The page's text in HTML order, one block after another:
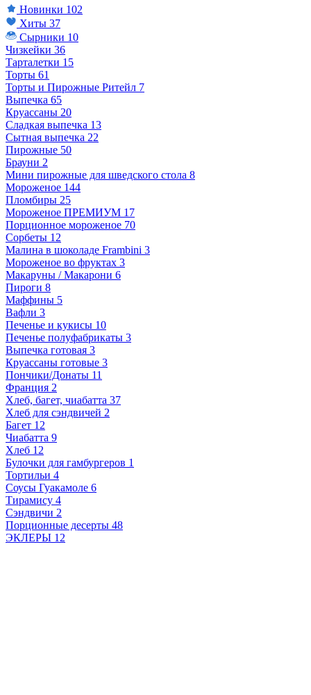
Новинки 102
Хиты 37
Сырники 10
Чизкейки 36
Тарталетки 15
Торты 61
Торты и Пирожные Ритейл 7
Выпечка 65
Круассаны 20
Сладкая выпечка 13
Сытная выпечка 22
Пирожные 50
Брауни 2
Мини пирожные для шведского стола 8
Мороженое 144
Пломбиры 25
Мороженое ПРЕМИУМ 17
Порционное мороженое 70
Сорбеты 12
Малина в шоколаде Frambini 3
Мороженое во фруктах 3
Макаруны / Макарони 6
Пироги 8
Маффины 5
Вафли 3
Печенье и кукисы 10
Печенье полуфабрикаты 3
Выпечка готовая 3
Круассаны готовые 3
Пончики/Донаты 11
Франция 2
Хлеб, багет, чиабатта 37
Хлеб для сэндвичей 2
Багет 12
Чиабатта 9
Хлеб 12
Булочки для гамбургеров 1
Тортильи 4
Соусы Гуакамоле 6
Тирамису 4
Сэндвичи 2
Порционные десерты 48
ЭКЛЕРЫ 12